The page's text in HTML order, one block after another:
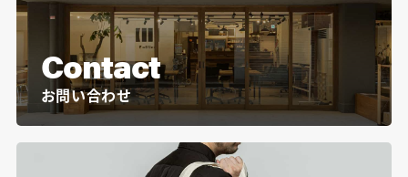
Contact
お問い合わせ